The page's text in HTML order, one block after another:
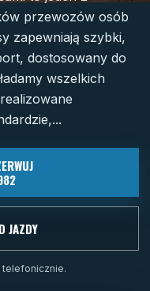
przewozów osób
zapewniają szybki,
dostosowany do
wszelkich
JAZDY
telefonicznie.